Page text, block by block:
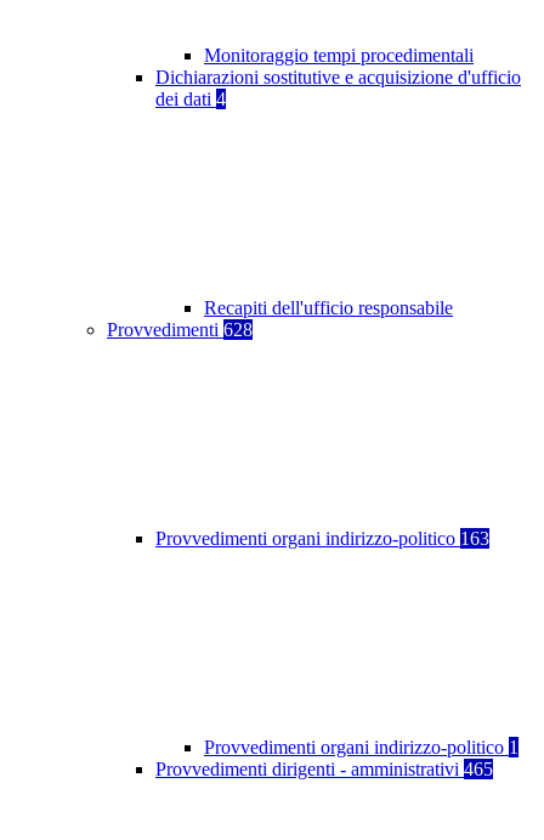
Monitoraggio tempi procedimentali
Dichiarazioni sostitutive e acquisizione d'ufficio
dei dati 4
Recapiti dell'ufficio responsabile
Provvedimenti 628
Provvedimenti organi indirizzo-politico 163
Provvedimenti organi indirizzo-politico 1
Provvedimenti dirigenti - amministrativi 465